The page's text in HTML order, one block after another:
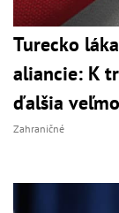
Turecko
aliancie: K
ďalšia
Zahraničné